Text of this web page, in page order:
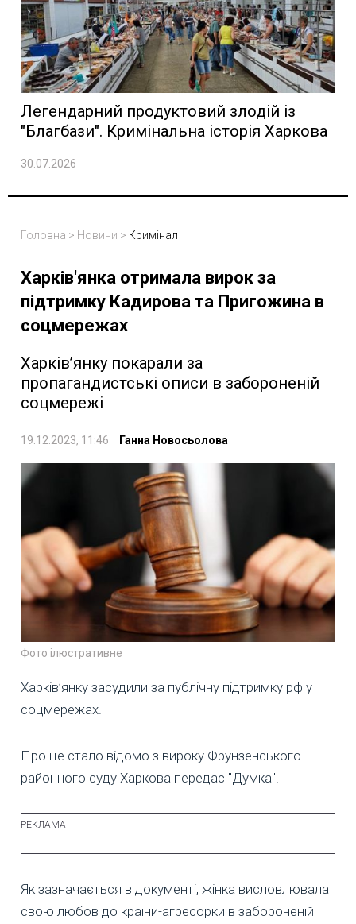
Легендарний продуктовий злодій із
"Благбази". Кримінальна історія Харкова
30.07.2026
Головна > Новини > Кримінал
Харків'янка отримала вирок за
підтримку Кадирова та Пригожина в
соцмережах
Харків’янку покарали за
пропагандистські описи в забороненій
соцмережі
19.12.2023, 11:46 Ганна Новосьолова
Фото ілюстративне
Харків’янку засудили за публічну підтримку рф у
соцмережах.
Про це стало відомо з вироку Фрунзенського
районного суду Харкова передає "Думка".
Як зазначається в документі, жінка висловлювала
свою любов до країни-агресорки в забороненій